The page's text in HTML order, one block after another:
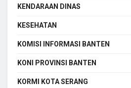
KENDARAAN DINAS
KESEHATAN
KOMISI INFORMASI BANTEN
KONI PROVINSI BANTEN
KORMI KOTA SERANG